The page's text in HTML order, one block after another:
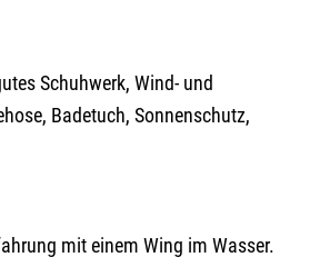
Schuhwerk, Wind- und
Badetuch, Sonnenschutz,
mit einem Wing im Wasser.